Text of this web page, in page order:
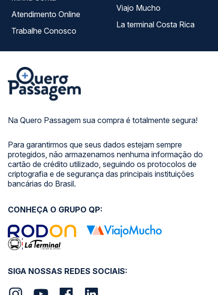
Na Quero Passagem sua compra é totalmente segura!
Para garantirmos que seus dados estejam sempre
protegidos, não armazenamos nenhuma informação do
cartão de crédito utilizado, seguindo os protocolos de
criptografia e de segurança das principais instituições
bancárias do Brasil.
Atendimento Online
Trabalhe Conosco
Viajo Mucho
La terminal Costa Rica
SIGA NOSSAS REDES SOCIAIS:
CONHEÇA O GRUPO QP: